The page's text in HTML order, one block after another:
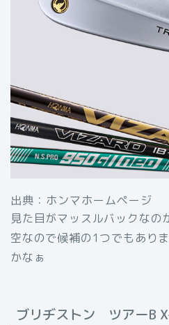
出典：ホンマホームページ
見た目がマッスルバックなの
空なので候補の1つでもあり
かなぁ
ブリヂストン ツアーB